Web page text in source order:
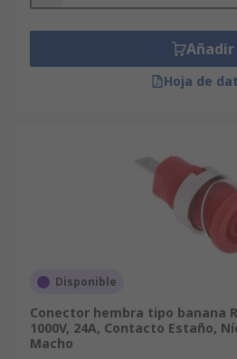
Añadir
Hoja de
Disponible
Conector hembra tipo banana
1000V, 24A, Contacto Estaño,
Macho